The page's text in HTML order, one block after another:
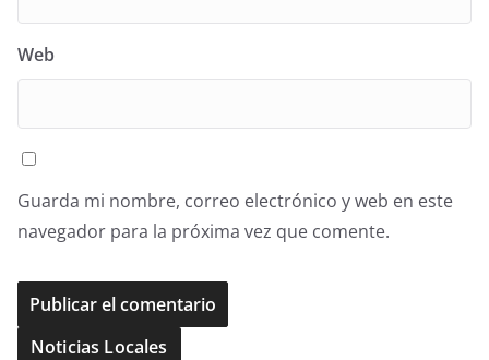
Web
Guarda mi nombre, correo electrónico y web en este
navegador para la próxima vez que comente.
Noticias Locales